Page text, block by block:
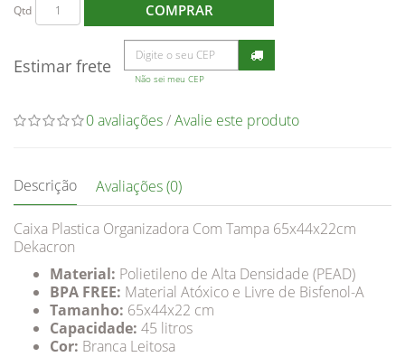
Qtd COMPRAR
Estimar frete
Não sei meu CEP
0 avaliações/Avalie este produto
Descrição Avaliações (0)
Caixa Plastica Organizadora Com Tampa 65x44x22cm
Dekacron
Material: Polietileno de Alta Densidade (PEAD)
BPA FREE: Material Atóxico e Livre de Bisfenol-A
Tamanho: 65x44x22 cm
Capacidade: 45 litros
Cor: Branca Leitosa